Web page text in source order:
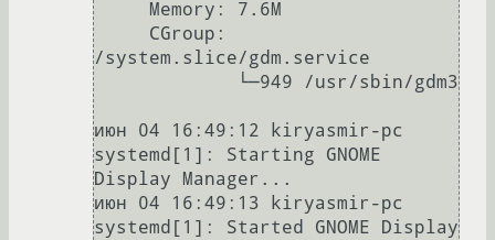
/system.slice/gdm.service
июн 04 16:49:12 kiryasmir-pc
systemd[1]: Starting GNOME
Display Manager...
июн 04 16:49:13 kiryasmir-pc
systemd[1]: Started GNOME Display